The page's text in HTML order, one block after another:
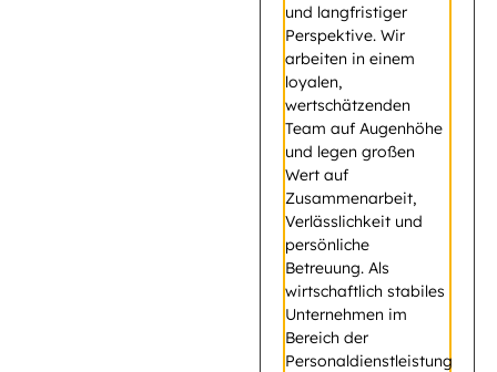
und langfristiger
Perspektive. Wir
arbeiten in einem
loyalen,
wertschätzenden
Team auf Augenhöhe
und legen großen
Wert auf
Zusammenarbeit,
Verlässlichkeit und
persönliche
Betreuung. Als
wirtschaftlich stabiles
Unternehmen im
Bereich der
Personaldienstleistung